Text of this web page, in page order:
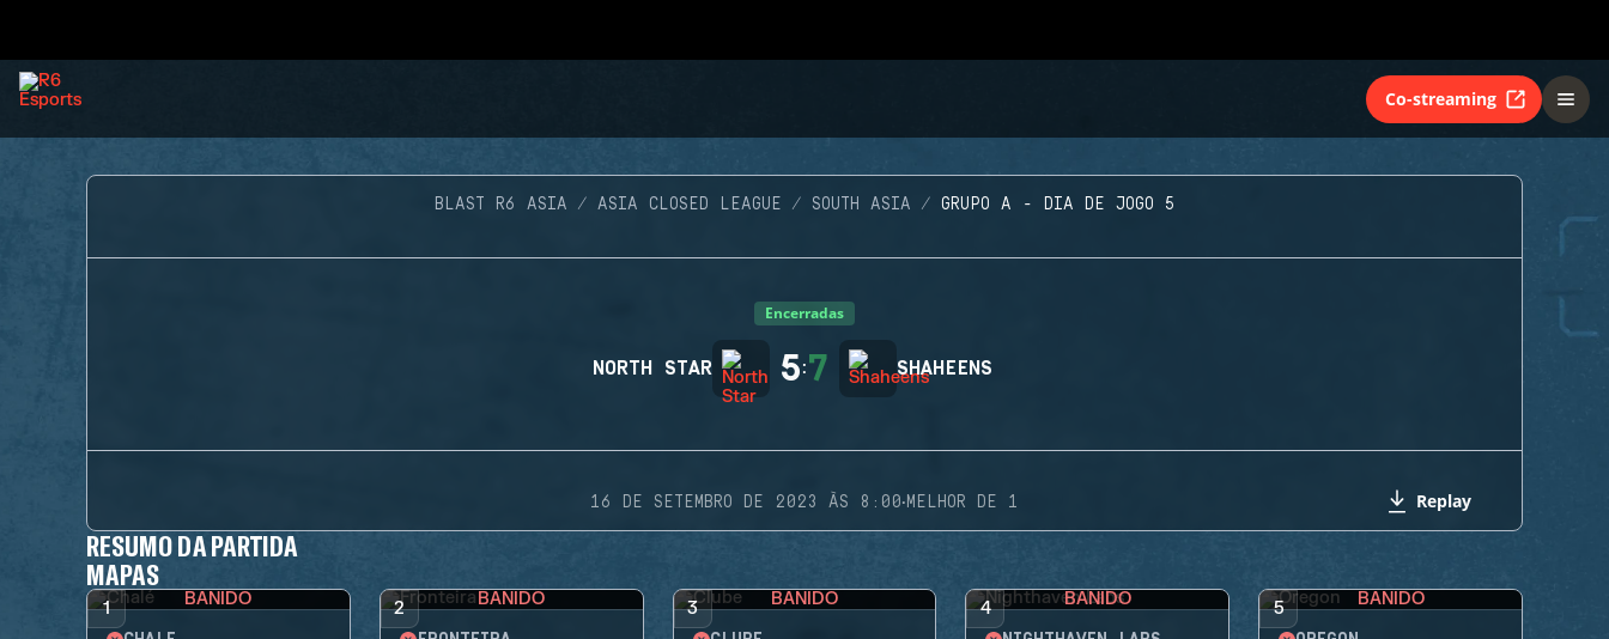
Co-streaming
BLAST R6 ASIA ASIA CLOSED LEAGUE SOUTH ASIA GRUPO A - DIA DE JOGO 5
Encerradas
NORTH STAR 5:7 SHAHEENS
16 DE SETEMBRO DE 2023 ÀS 8:00·MELHOR DE 1 Replay
RESUMO DA PARTIDA
MAPAS
1 BANIDO 2 BANIDO 3 BANIDO 4 BANIDO 5 BANIDO